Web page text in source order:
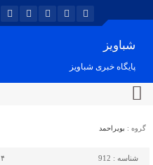
شباویز
پایگاه خبری شباویز
گروه : بویراحمد
شناسه : 912 ۱۴